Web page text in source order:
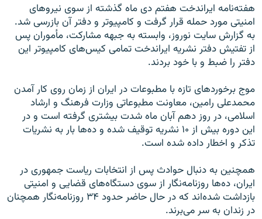
هفته‌نامه ايراندخت هفتم دى ماه گذشته از سوى نيروهاى
امنيتى مورد حمله قرار گرفت و كامپيوتر و دفتر آن بازرسى شد.
به گزارش سايت نوروز، وابسته به جبهه مشاركت، مأموران پس
از تفتيش دفتر نشريه ايراندخت تمامى كيس‌هاى كامپيوتر اين
دفتر را ضبط و با خود بردند.
موج برخوردهاى تازه با مطبوعات در ايران از زمان روى كار آمدن
محمدعلى رامين، معاونت مطبوعاتى وزارت فرهنگ و ارشاد
اسلامى، در روز دهم آبان ماه شدت بيشترى گرفته است و در
اين دوره بيش از ۱۰ نشريه توقيف شده و ده‌ها بار به نشريات
تذكر و اخطار داده شده است.
همچنين به دنبال حوادث پس از انتخابات رياست جمهورى در
ايران، ده‌ها روزنامه‌نگار از سوى دستگاه‌هاى قضایی و امنيتى
بازداشت شده‌اند كه در حال حاضر حدود ۳۴ روزنامه‌نگار همچنان
در زندان به سر مى‌برند.